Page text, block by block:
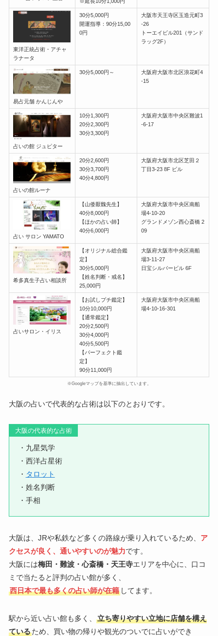
東洋正統占術・アチャ
ラナータ
30分5,000円
開運指導：90分15,00
0円
大阪市天王寺区玉造元町3
-26
トーエイビル201（サンド
ラッグ2F）
易占元舗 かんじんや
30分5,000円～
大阪府大阪市北区浪花町4
-15
占いの館 ジュピター
10分1,300円
20分2,300円
30分3,300円
大阪府大阪市中央区難波1
-6-17
占いの館ルーナ
20分2,600円
30分3,700円
40分4,800円
大阪府大阪市北区芝田２
丁目3-23 8F ビル
占い サロン YAMATO
【山倭厭魏先生】
40分8,000円
【ほかの占い師】
40分6,000円
大阪府大阪市中央区南船
場4-10-20
グランドメゾン西心斎橋 2
09
希多真生子占い相談所
【オリジナル総合鑑
定】
30分5,000円
【姓名判断・戒名】
25,000円
大阪府大阪市中央区南船
場3-11-27
日宝シルバービル 6F
占いサロン・イリス
【お試しプチ鑑定】
10分10,000円
【通常鑑定】
20分2,500円
30分4,000円
40分5,500円
【パーフェクト鑑
定】
90分11,000円
大阪府大阪市中央区南船
場4-10-16-301
※Googleマップを基準に抽出しています。
大阪の占いで代表的な占術は以下のとおりです。
大阪の代表的な占術
・九星気学
・西洋占星術
・ タロット
・姓名判断
・手相
大阪は、JRや私鉄など多くの路線が乗り入れているため、 ア
クセスが良く、通いやすいのが魅力です。
大阪には梅田・難波・心斎橋・天王寺エリアを中心に、口コ
ミで当たると評判の占い館が多く、
西日本で最も多くの占い師が在籍してます。
駅から近い占い館も多く、
立ち寄りやすい立地に店舗を構え
ているため、買い物の帰りや観光のついでに占いができ